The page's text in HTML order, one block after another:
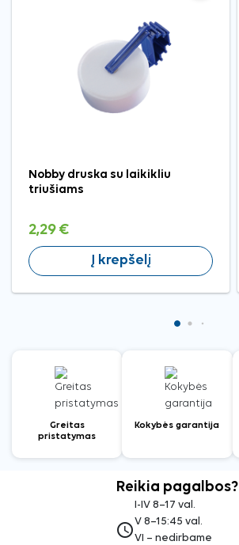
Nobby druska su laikikliu
triušiams
2,29 €
Į krepšelį
Greitas
pristatymas
Kokybės garantija
Reikia pagalbos?
access_time
I-IV 8–17 val.
V 8–15:45 val.
VI – nedirbame